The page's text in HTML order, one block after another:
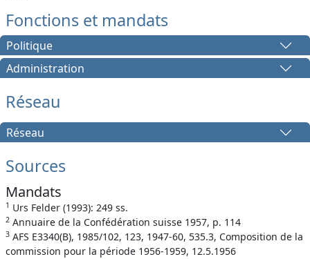
Fonctions et mandats
Politique
Administration
Réseau
Réseau
Sources
Mandats
1 Urs Felder (1993): 249 ss.
2 Annuaire de la Confédération suisse 1957, p. 114
3 AFS E3340(B), 1985/102, 123, 1947-60, 535.3, Composition de la
commission pour la période 1956-1959, 12.5.1956